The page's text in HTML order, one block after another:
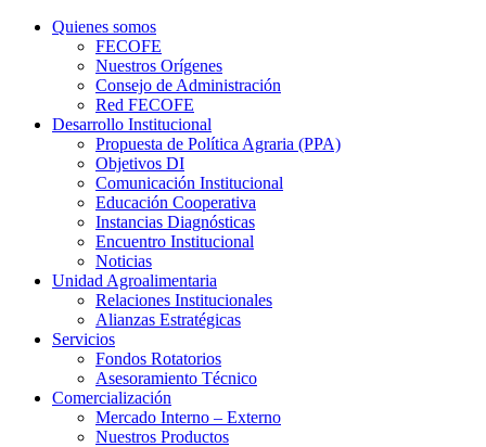
Quienes somos
FECOFE
Nuestros Orígenes
Consejo de Administración
Red FECOFE
Desarrollo Institucional
Propuesta de Política Agraria (PPA)
Objetivos DI
Comunicación Institucional
Educación Cooperativa
Instancias Diagnósticas
Encuentro Institucional
Noticias
Unidad Agroalimentaria
Relaciones Institucionales
Alianzas Estratégicas
Servicios
Fondos Rotatorios
Asesoramiento Técnico
Comercialización
Mercado Interno – Externo
Nuestros Productos